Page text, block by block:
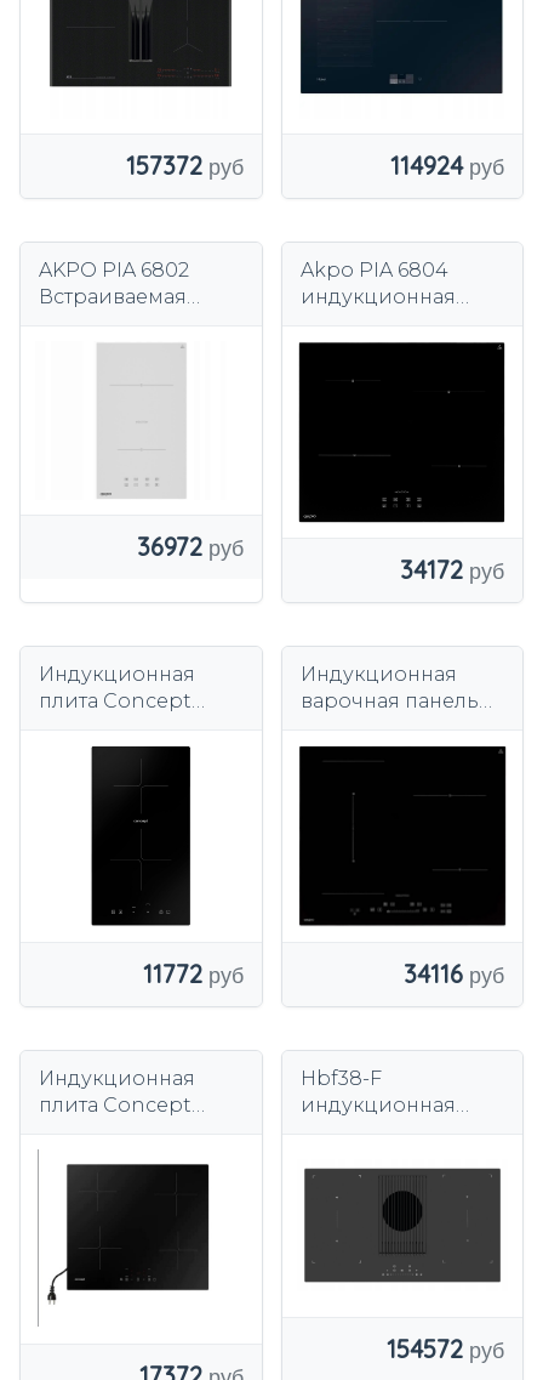
157372 114924
AKPO PIA 6802
Встраиваемая
варочная панель -
36972
Akpo PIA 6804
индукционная
Pola Black
34172
Индукционная
плита Concept
11772
Индукционная
варочная панель
34116
Индукционная
плита Concept
Hbf38-F
индукционная
вытяжкой / зона
приготовления 90
154572